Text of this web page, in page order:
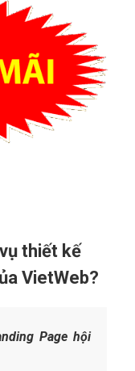
thiết kế
VietWeb?
Page hội